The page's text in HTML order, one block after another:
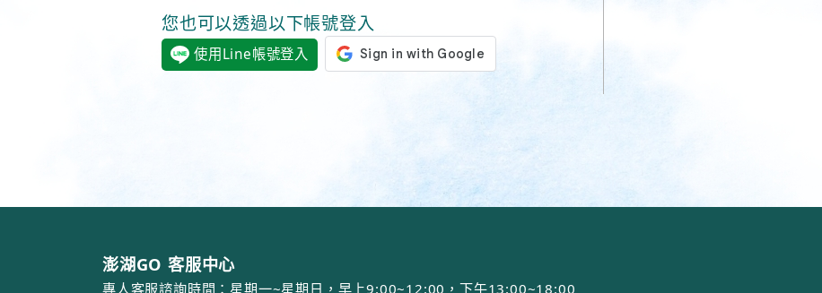
您也可以透過以下帳號登入
使用Line帳號登入
澎湖GO 客服中心
專人客服諮詢時間：星期一~星期日，早上9:00~12:00，下午13:00~18:00